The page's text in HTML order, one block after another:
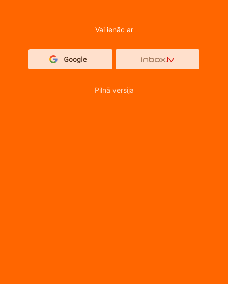
Vai ienāc ar
Pilnā versija